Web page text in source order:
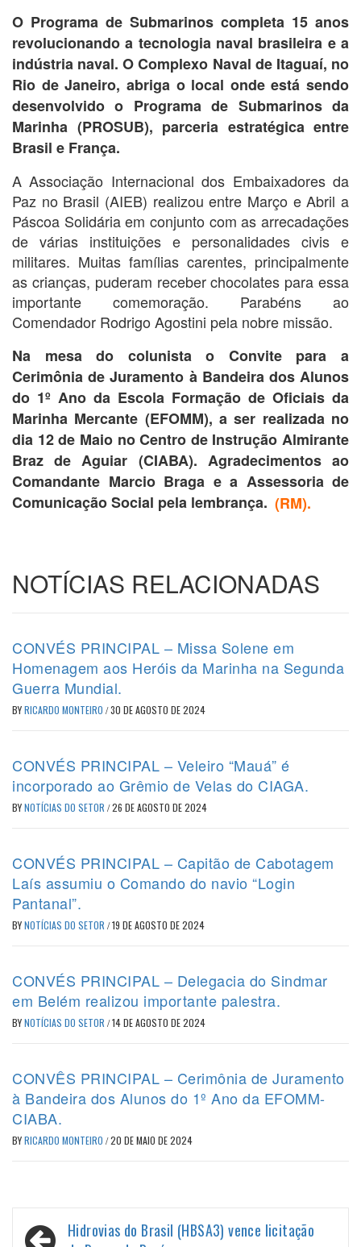
O Programa de Submarinos completa 15 anos
revolucionando a tecnologia naval brasileira e a
indústria naval. O Complexo Naval de Itaguaí, no
Rio de Janeiro, abriga o local onde está sendo
desenvolvido o Programa de Submarinos da
Marinha (PROSUB), parceria estratégica entre
Brasil e França.
A Associação Internacional dos Embaixadores da
Paz no Brasil (AIEB) realizou entre Março e Abril a
Páscoa Solidária em conjunto com as arrecadações
de várias instituições e personalidades civis e
militares. Muitas famílias carentes, principalmente
as crianças, puderam receber chocolates para essa
importante comemoração. Parabéns ao
Comendador Rodrigo Agostini pela nobre missão.
Na mesa do colunista o Convite para a
Cerimônia de Juramento à Bandeira dos Alunos
do 1º Ano da Escola Formação de Oficiais da
Marinha Mercante (EFOMM), a ser realizada no
dia 12 de Maio no Centro de Instrução Almirante
Braz de Aguiar (CIABA). Agradecimentos ao
Comandante Marcio Braga e a Assessoria de
Comunicação Social pela lembrança. (RM).
NOTÍCIAS RELACIONADAS
CONVÉS PRINCIPAL – Missa Solene em
Homenagem aos Heróis da Marinha na Segunda
Guerra Mundial.
BYRICARDO MONTEIRO /30 DE AGOSTO DE 2024
CONVÉS PRINCIPAL – Veleiro “Mauá” é
incorporado ao Grêmio de Velas do CIAGA.
BYNOTÍCIAS DO SETOR /26 DE AGOSTO DE 2024
CONVÉS PRINCIPAL – Capitão de Cabotagem
Laís assumiu o Comando do navio “Login
Pantanal”.
BYNOTÍCIAS DO SETOR /19 DE AGOSTO DE 2024
CONVÉS PRINCIPAL – Delegacia do Sindmar
em Belém realizou importante palestra.
BYNOTÍCIAS DO SETOR /14 DE AGOSTO DE 2024
CONVÊS PRINCIPAL – Cerimônia de Juramento
à Bandeira dos Alunos do 1º Ano da EFOMM-
CIABA.
BYRICARDO MONTEIRO /20 DE MAIO DE 2024
Navegação
Hidrovias do Brasil (HBSA3) vence licitação